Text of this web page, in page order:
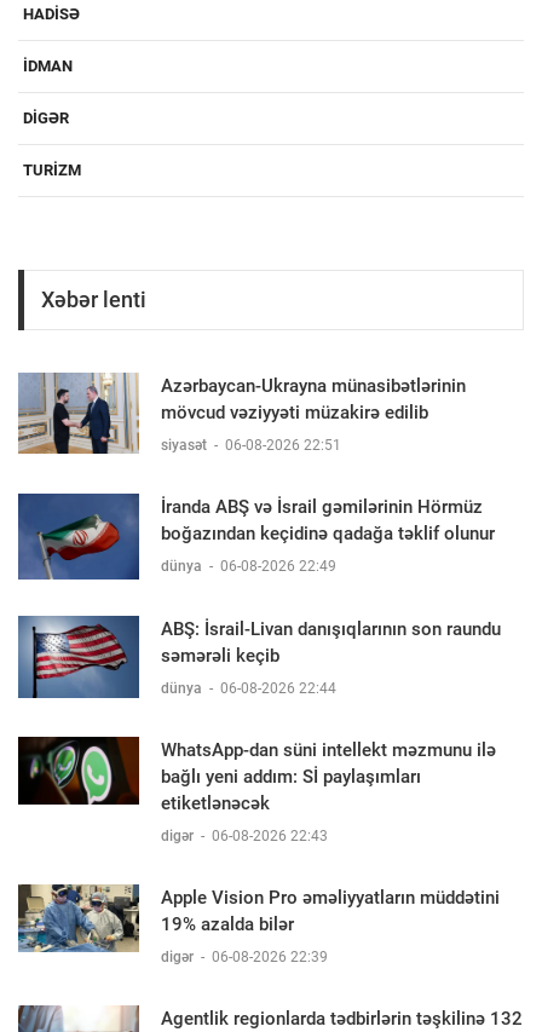
HADISƏ
IDMAN
DIGƏR
TURIZM
Xəbər lenti
Azərbaycan-Ukrayna münasibətlərinin
mövcud vəziyyəti müzakirə edilib
siyasət - 06-08-2026 22:51
İranda ABŞ və İsrail gəmilərinin Hörmüz
boğazından keçidinə qadağa təklif olunur
dünya - 06-08-2026 22:49
ABŞ: İsrail-Livan danışıqlarının son raundu
səmərəli keçib
dünya - 06-08-2026 22:44
WhatsApp-dan süni intellekt məzmunu ilə
bağlı yeni addım: Sİ paylaşımları
etiketlənəcək
digər - 06-08-2026 22:43
Apple Vision Pro əməliyyatların müddətini
19% azalda bilər
digər - 06-08-2026 22:39
Agentlik regionlarda tədbirlərin təşkilinə 132